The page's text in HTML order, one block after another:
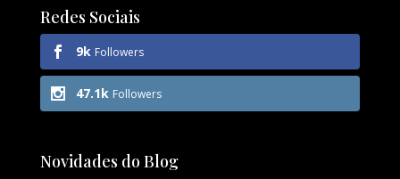
Redes Sociais
9k Followers
47.1k Followers
Novidades do Blog